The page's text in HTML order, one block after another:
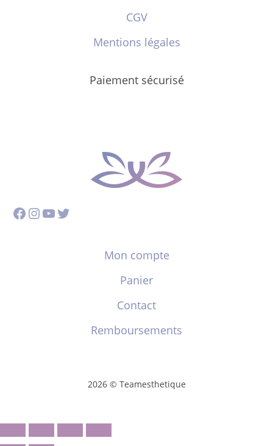
CGV
Mentions légales
Paiement sécurisé
Facebook
Instagram
YouTube
Twitter
Mon compte
Panier
Contact
Remboursements
2026 © Teamesthetique